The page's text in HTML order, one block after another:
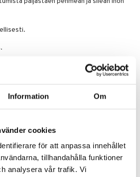
Information Om
cookies
för att anpassa innehållet
tillhandahålla funktioner
analysera vår trafik. Vi
nilkkojen ympärille ja anna vaikuttaa 1–1,5
mahdolliset jäämät.
Copolymer, Glycolic Acid, Glycerin,
Hydroxyacetophenone, Caprylyl Glycol,
Parfum(Fragrance), Ethylhexylglycerin,
(Watermelon) Fruit Extract, Pyrus
Citrus Aurantifolia (Lime) Fruit Extract,